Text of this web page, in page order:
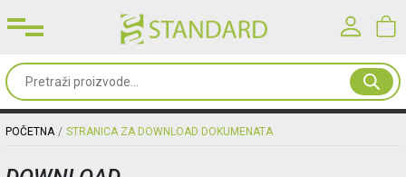
Sve
od
papira
Korisničko ime*
POČETNA STRANICA ZA DOWNLOAD DOKUMENATA